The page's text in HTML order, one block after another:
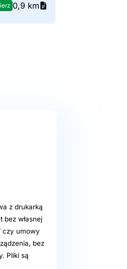
0,9 km
z drukarką
bez własnej
czy umowy
bez
Pliki są